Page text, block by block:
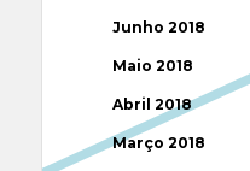
Junho 2018
Maio 2018
Abril 2018
Março 2018